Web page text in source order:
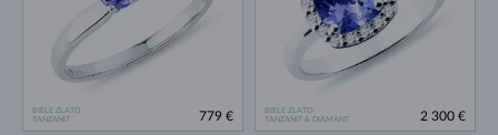
BIELE ZLATO
TANZANIT
779 €
BIELE ZLATO
TANZANIT & DIAMANT
2 300 €